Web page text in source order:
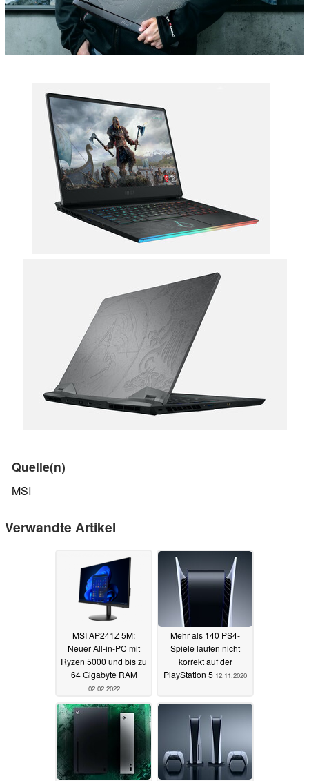
Quelle(n)
MSI
Verwandte Artikel
MSI AP241Z 5M:
Neuer All-in-PC mit
Ryzen 5000 und bis zu
64 Gigabyte RAM
02.02.2022
Mehr als 140 PS4-
Spiele laufen nicht
korrekt auf der
PlayStation 5 12.11.2020